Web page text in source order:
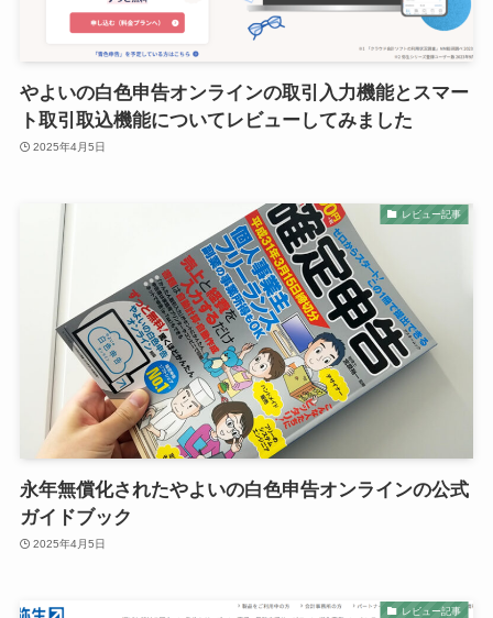
やよいの白色申告オンラインの取引入力機能とスマー
ト取引取込機能についてレビューしてみました
2025年4月5日
レビュー記事
永年無償化されたやよいの白色申告オンラインの公式
ガイドブック
2025年4月5日
レビュー記事